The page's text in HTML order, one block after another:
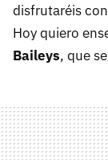
disfrutaréis
Hoy quiero
Baileys, que